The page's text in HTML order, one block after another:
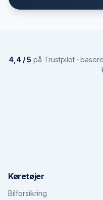
4,4 / 5 på Trustpilot ·
Køretøjer
Bilforsikring